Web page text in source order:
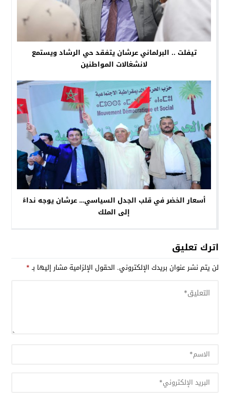
تيفلت .. البرلماني عرشان يتفقد حي الرشاد ويستمع
لانشغالات المواطنين
أسعار الخضر في قلب الجدل السياسي… عرشان يوجه نداءً
إلى الملك
اترك تعليق
لن يتم نشر عنوان بريدك الإلكتروني. الحقول الإلزامية مشار إليها بـ*